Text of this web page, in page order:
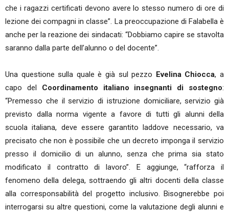
che i ragazzi certificati devono avere lo stesso numero di ore di
lezione dei compagni in classe”. La preoccupazione di Falabella è
anche per la reazione dei sindacati: “Dobbiamo capire se stavolta
saranno dalla parte dell’alunno o del docente”.
Una questione sulla quale è già sul pezzo Evelina Chiocca, a
capo del Coordinamento italiano insegnanti di sostegno:
“Premesso che il servizio di istruzione domiciliare, servizio già
previsto dalla norma vigente a favore di tutti gli alunni della
scuola italiana, deve essere garantito laddove necessario, va
precisato che non è possibile che un decreto imponga il servizio
presso il domicilio di un alunno, senza che prima sia stato
modificato il contratto di lavoro”. E aggiunge, “rafforza il
fenomeno della delega, sottraendo gli altri docenti della classe
alla corresponsabilità del progetto inclusivo. Bisognerebbe poi
interrogarsi su altre questioni, come la valutazione degli alunni e